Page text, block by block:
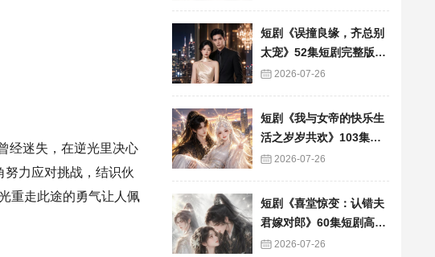
经迷失，在逆光里决心
力应对挑战，结识伙
重走此途的勇气让人佩
短剧《误撞良缘，齐总别
太宠》52集短剧完整版免
费畅享观看
2026-07-26
短剧《我与女帝的快乐生
活之岁岁共欢》103集短
剧全集在线畅快看
2026-07-26
短剧《喜堂惊变：认错夫
君嫁对郎》60集短剧高清
全集在线速看
2026-07-26